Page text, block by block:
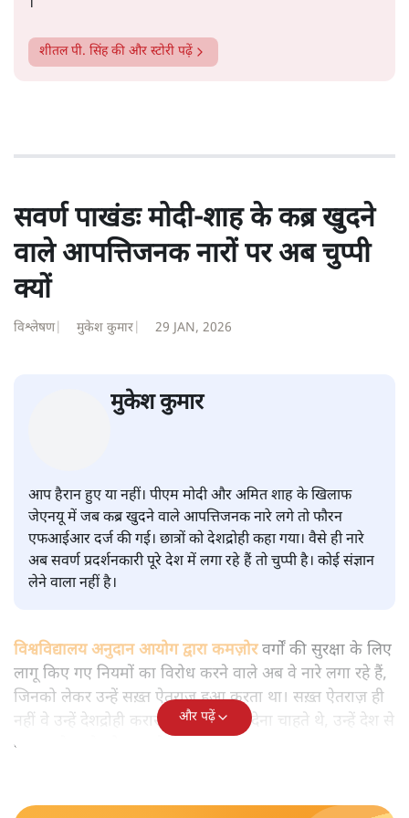
की। इसके बाद पारिवारिक व्यवसाय में क़रीब दो दशक गुज़ारने के
'समकाल' पाक्षिक समाचार पत्रिका का क़रीब एक वर्ष प्रकाशन किया
।
शीतल पी. सिंहकी और स्टोरी पढ़ें
क्यों
विश्लेषण| मुकेश कुमार | 29 JAN, 2026